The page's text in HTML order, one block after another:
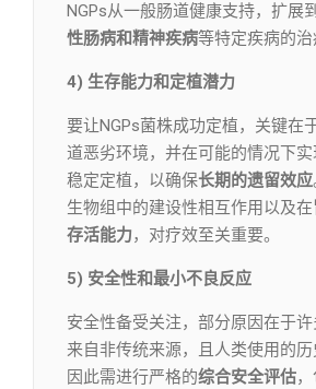
NGPs从一般肠道健康支持，扩展到
性肠病和精神疾病等特定疾病的治
4) 生存能力和定植潜力
要让NGPs菌株成功定植，关键在
道恶劣环境，并在可能的情况下
稳定定植，以确保长期的遗留效应
生物组中的建设性相互作用以及在
存活能力，对疗效至关重要。
5) 安全性和最小不良反应
安全性备受关注，部分原因在于
来自非传统来源，且人类使用的历
因此需进行严格的综合安全评估